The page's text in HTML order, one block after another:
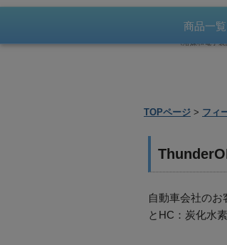
サルフェーション
鉛バッテリー復
《溶媒和電子
商品一覧
TOPページ > フィ
自動車会社の
とHC：炭化水